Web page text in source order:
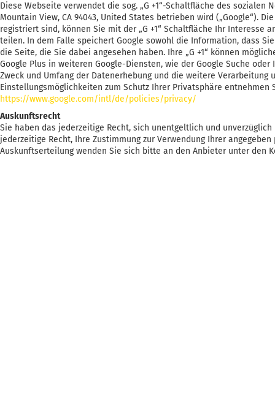
Diese Webseite verwendet die sog. „G +1“-Schaltfläche des sozialen
Mountain View, CA 94043, United States betrieben wird („Google“).
registriert sind, können Sie mit der „G +1“ Schaltfläche Ihr Interesse
teilen. In dem Falle speichert Google sowohl die Information, dass
die Seite, die Sie dabei angesehen haben. Ihre „G +1“ können
Google Plus in weiteren Google-Diensten, wie der Google Suche
Zweck und Umfang der Datenerhebung und die weitere
Einstellungsmöglichkeiten zum Schutz Ihrer Privatsphäre entnehmen
https://www.google.com/intl/de/policies/privacy/
Auskunftsrecht
Sie haben das jederzeitige Recht, sich unentgeltlich und
jederzeitige Recht, Ihre Zustimmung zur Verwendung Ihrer
Auskunftserteilung wenden Sie sich bitte an den Anbieter unter den